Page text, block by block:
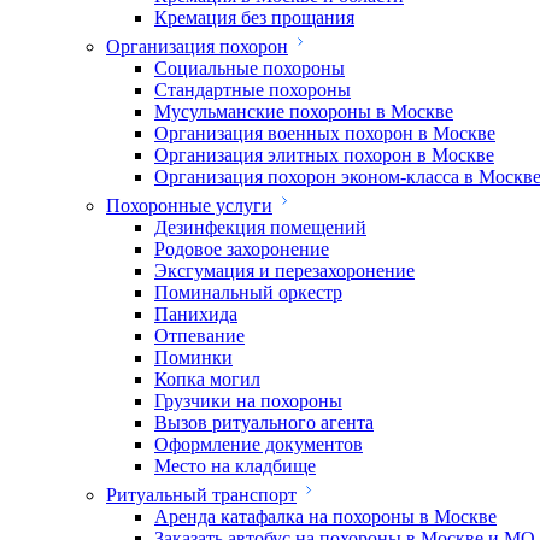
Кремация без прощания
Организация похорон
Социальные похороны
Стандартные похороны
Мусульманские похороны в Москве
Организация военных похорон в Москве
Организация элитных похорон в Москве
Организация похорон эконом-класса в
Похоронные услуги
Дезинфекция помещений
Родовое захоронение
Эксгумация и перезахоронение
Поминальный оркестр
Панихида
Отпевание
Поминки
Копка могил
Грузчики на похороны
Вызов ритуального агента
Оформление документов
Место на кладбище
Ритуальный транспорт
Аренда катафалка на похороны в Москве